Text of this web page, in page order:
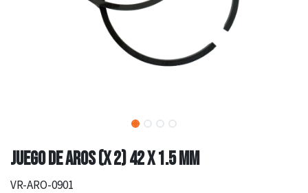
JUEGO DE AROS (X 2) 42 X 1.5 MM
VR-ARO-0901